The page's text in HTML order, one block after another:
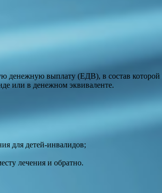
денежную выплату (ЕДВ), в состав
или в денежном эквиваленте.
для детей-инвалидов;
лечения и обратно.